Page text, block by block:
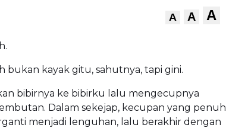
A A A
bukan kayak gitu, sahutnya, tapi gini.
bibirnya ke bibirku lalu mengecupnya
Dalam sekejap, kecupan yang penuh
menjadi lenguhan, lalu berakhir dengan